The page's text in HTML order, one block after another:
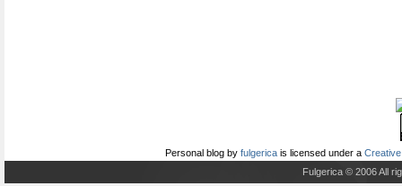
Personal blog by fulgerica is licensed under a
Fulgerica © 2006 All